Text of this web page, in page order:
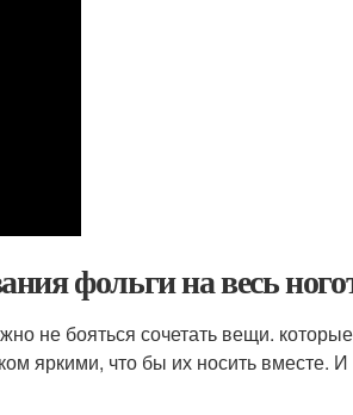
фольги на весь
не бояться сочетать вещи.
яркими, что бы их носить вместе.